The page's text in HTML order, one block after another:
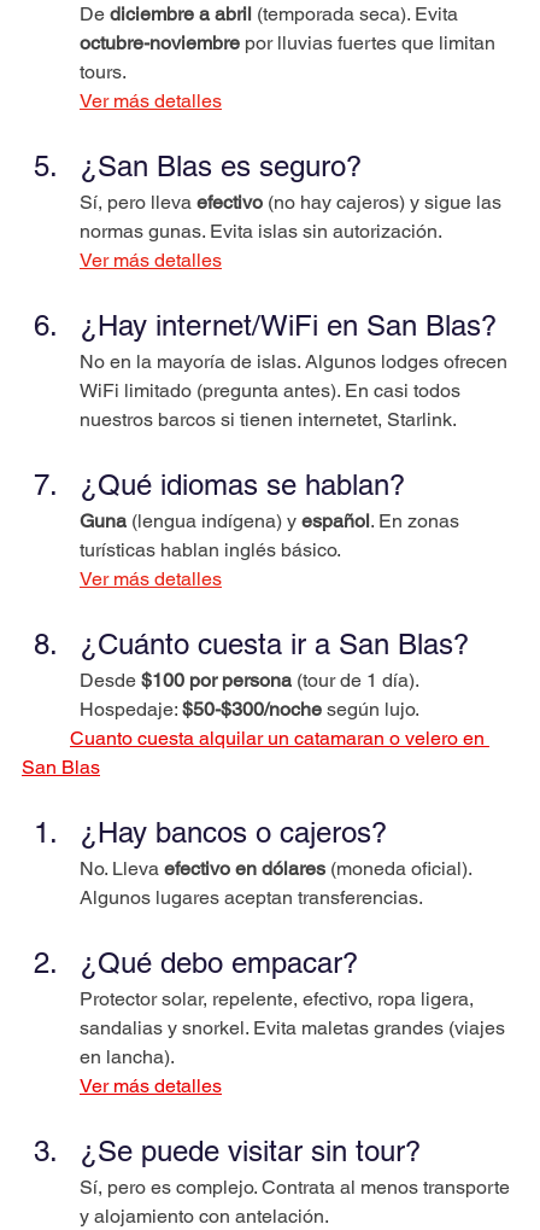
De diciembre a abril (temporada seca). Evita
octubre-noviembre por lluvias fuertes que limitan
tours.
Ver más detalles
¿San Blas es seguro?
Sí, pero lleva efectivo (no hay cajeros) y sigue las
normas gunas. Evita islas sin autorización.
Ver más detalles
¿Hay internet/WiFi en San Blas?
No en la mayoría de islas. Algunos lodges ofrecen
WiFi limitado (pregunta antes). En casi todos
nuestros barcos si tienen internetet, Starlink.
¿Qué idiomas se hablan?
Guna (lengua indígena) y español. En zonas
turísticas hablan inglés básico.
Ver más detalles
¿Cuánto cuesta ir a San Blas?
Desde $100 por persona (tour de 1 día).
Hospedaje: $50-$300/noche según lujo.
Cuanto cuesta alquilar un catamaran o velero en
San Blas
¿Hay bancos o cajeros?
No. Lleva efectivo en dólares (moneda oficial).
Algunos lugares aceptan transferencias.
¿Qué debo empacar?
Protector solar, repelente, efectivo, ropa ligera,
sandalias y snorkel. Evita maletas grandes (viajes
en lancha).
Ver más detalles
¿Se puede visitar sin tour?
Sí, pero es complejo. Contrata al menos transporte
y alojamiento con antelación.